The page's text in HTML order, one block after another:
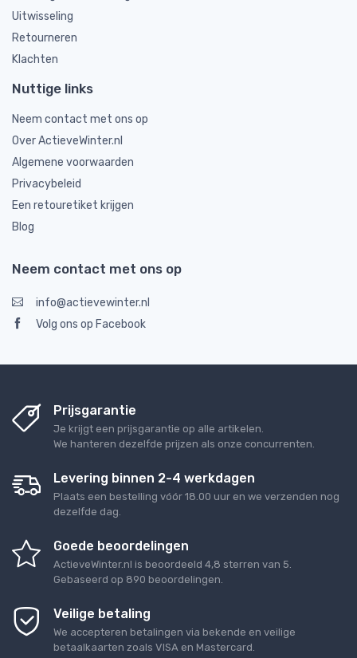
Uitwisseling
Retourneren
Klachten
Nuttige links
Neem contact met ons op
Over ActieveWinter.nl
Algemene voorwaarden
Privacybeleid
Een retouretiket krijgen
Blog
Neem contact met ons op
info@actievewinter.nl
Volg ons op Facebook
Prijsgarantie
Je krijgt een prijsgarantie op alle artikelen.
We hanteren dezelfde prijzen als onze concurrenten.
Levering binnen 2-4 werkdagen
Plaats een bestelling vóór 18.00 uur en we verzenden nog
dezelfde dag.
Goede beoordelingen
ActieveWinter.nl is beoordeeld 4,8 sterren van 5
Gebaseerd op 890 beoordelingen.
Veilige betaling
We accepteren betalingen via bekende en veilige
betaalkaarten zoals VISA en Mastercard.